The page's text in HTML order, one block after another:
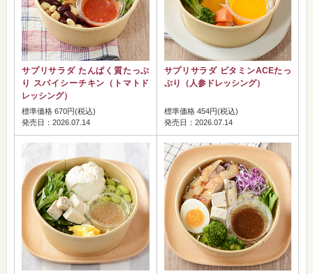
サプリサラダ たんぱく質たっぷ
り スパイシーチキン（トマトド
レッシング）
標準価格 670円(税込)
発売日：2026.07.14
サプリサラダ ビタミンACEたっ
ぷり（人参ドレッシング）
標準価格 454円(税込)
発売日：2026.07.14